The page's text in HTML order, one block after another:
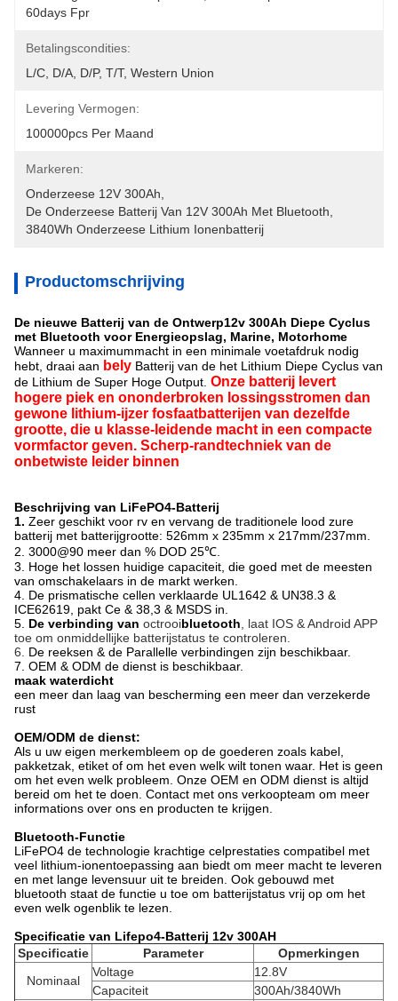
60days Fpr
Betalingscondities:
L/C, D/A, D/P, T/T, Western Union
Levering Vermogen:
100000pcs Per Maand
Markeren:
Onderzeese 12V 300Ah
De Onderzeese Batterij Van 12V 300Ah Met Bluetooth
3840Wh Onderzeese Lithium Ionenbatterij
Productomschrijving
De nieuwe Batterij van de Ontwerp12v 300Ah Diepe Cyclus
met Bluetooth voor Energieopslag, Marine, Motorhome
Wanneer u maximummacht in een minimale voetafdruk nodig
hebt, draai aan bely Batterij van de het Lithium Diepe Cyclus van
de Lithium de Super Hoge Output. Onze batterij levert
hogere piek en ononderbroken lossingsstromen dan
gewone lithium-ijzer fosfaatbatterijen van dezelfde
grootte, die u klasse-leidende macht in een compacte
vormfactor geven. Scherp-randtechniek van de
onbetwiste leider binnen
Beschrijving van LiFePO4-Batterij
1. Zeer geschikt voor rv en vervang de traditionele lood zure
batterij met batterijgrootte: 526mm x 235mm x 217mm/237mm.
2. 3000@90 meer dan % DOD 25℃.
3. Hoge het lossen huidige capaciteit, die goed met de meesten
van omschakelaars in de markt werken.
4. De prismatische cellen verklaarde UL1642 & UN38.3 &
ICE62619, pakt Ce & 38,3 & MSDS in.
5. De verbinding van octrooibluetooth , laat IOS & Android APP
toe om onmiddellijke batterijstatus te controleren.
6. De reeksen & de Parallelle verbindingen zijn beschikbaar.
7. OEM & ODM de dienst is beschikbaar.
maak waterdicht
een meer dan laag van bescherming een meer dan verzekerde
rust
OEM/ODM de dienst:
Als u uw eigen merkembleem op de goederen zoals kabel,
pakketzak, etiket of om het even welk wilt tonen waar. Het is geen
om het even welk probleem. Onze OEM en ODM dienst is altijd
bereid om het te doen. Contact met ons verkoopteam om meer
informations over ons en producten te krijgen.
Bluetooth-Functie
LiFePO4 de technologie krachtige celprestaties compatibel met
veel lithium-ionentoepassing aan biedt om meer macht te leveren
en met lange levensuur uit te breiden. Ook gebouwd met
bluetooth staat de functie u toe om batterijstatus vrij op om het
even welk ogenblik te lezen.
Specificatie van Lifepo4-Batterij 12v 300AH
Specificatie
Parameter
Opmerkingen
Nominaal
Voltage
12.8V
Capaciteit
300Ah/3840Wh